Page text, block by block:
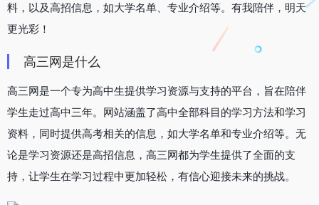
料，以及高招信息，如大学名单、专业介绍等。有我陪伴，明天
更光彩！
高三网是什么
高三网是一个专为高中生提供学习资源与支持的平台，旨在陪伴
学生走过高中三年。网站涵盖了高中全部科目的学习方法和学习
资料，同时提供高考相关的信息，如大学名单和专业介绍等。无
论是学习资源还是高招信息，高三网都为学生提供了全面的支
持，让学生在学习过程中更加轻松，有信心迎接未来的挑战。